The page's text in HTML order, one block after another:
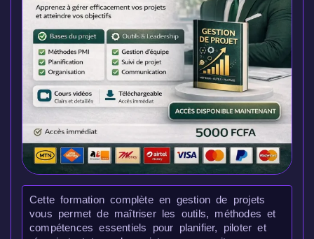
Cette formation complète en gestion de projets
vous permet de maîtriser les outils, méthodes et
compétences essentiels pour planifier, piloter et